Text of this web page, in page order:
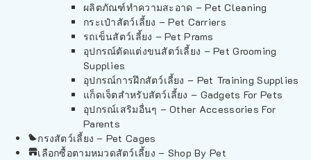
ผลิตภัณฑ์ทำความสะอาด – Pet Cleaning
กระเป๋าสัตว์เลี้ยง – Pet Carriers
รถเข็นสัตว์เลี้ยง – Pet Prams
อุปกรณ์ตัดแต่งขนสัตว์เลี้ยง – Pet Grooming
Supplies
อุปกรณ์การฝึกสัตว์เลี้ยง – Pet Training Supplies
แก็ดเจ็ตสำหรับสัตว์เลี้ยง – Gadgets For Pets
อุปกรณ์เสริมอื่นๆ – Other Accessories For
Parents
กรงสัตว์เลี้ยง – Pet Cages
เลือกซื้อตามหมวดสัตว์เลี้ยง – Shop By Pet